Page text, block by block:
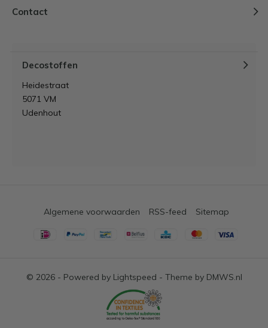
Contact
Decostoffen
Heidestraat
5071 VM
Udenhout
© 2026 - Powered by Lightspeed - Theme by DMWS.nl
Algemene voorwaarden RSS-feed Sitemap